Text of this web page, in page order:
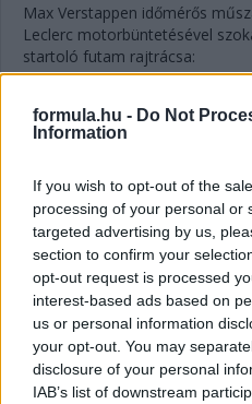
formula.hu - Do Not
Information
If you wish to opt-out of the
processing of your personal or
targeted advertising by us,
section to confirm your
opt-out request is processed
interest-based ads based on
us or personal information
your opt-out. You may
disclosure of your personal
IAB’s list of downstream
Max Verstappen időmérős
Leclerc motorbüntetésével
startoló futam rajtrácsa: